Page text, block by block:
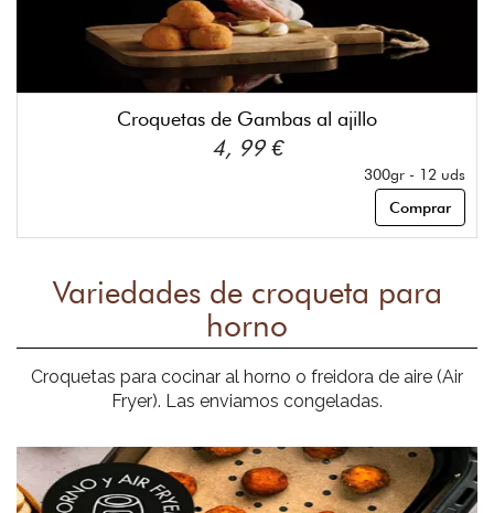
Croquetas de Gambas al ajillo
4, 99 €
300gr - 12 uds
Comprar
Variedades de croqueta para
horno
Croquetas para cocinar al horno o freidora de aire (Air
Fryer). Las enviamos congeladas.